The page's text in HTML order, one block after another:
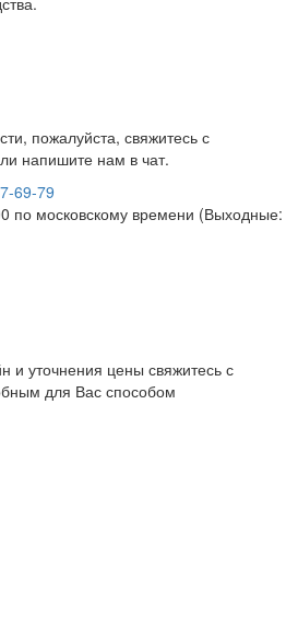
пожалуйста, свяжитесь с
напишите нам в чат.
69-79
по московскому времени (Выходные:
и уточнения цены свяжитесь с
для Вас способом